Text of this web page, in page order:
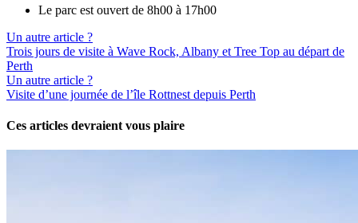
Le parc est ouvert de 8h00 à 17h00
Un autre article ?
Trois jours de visite à Wave Rock, Albany et Tree Top au départ de
Perth
Un autre article ?
Visite d’une journée de l’île Rottnest depuis Perth
Ces articles devraient vous plaire